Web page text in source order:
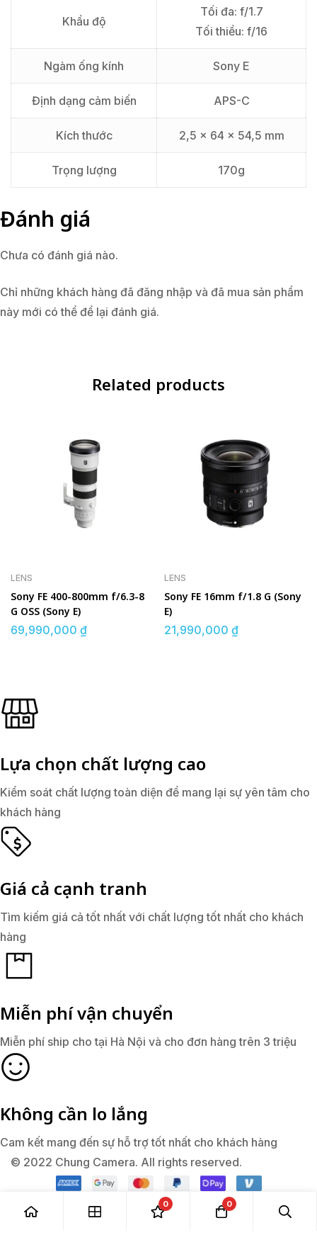
Khẩu độ
Tối đa: f/1.7
Tối thiểu: f/16
Ngàm ống kính Sony E
Định dạng cảm biến APS-C
Kích thước 2,5 x 64 x 54,5 mm
Trọng lượng 170g
Đánh giá
Chưa có đánh giá nào.
Chỉ những khách hàng đã đăng nhập và đã mua sản phẩm
này mới có thể để lại đánh giá.
Related products
LENS
Sony FE 400-800mm f/6.3-8
G OSS (Sony E)
69,990,000 ₫
LENS
Sony FE 16mm f/1.8 G (Sony
E)
21,990,000 ₫
Lựa chọn chất lượng cao
Kiểm soát chất lượng toàn diện để mang lại sự yên tâm cho
khách hàng
Giá cả cạnh tranh
Tìm kiếm giá cả tốt nhất với chất lượng tốt nhất cho khách
hàng
Miễn phí vận chuyển
Miễn phí ship cho tại Hà Nội và cho đơn hàng trên 3 triệu
Không cần lo lắng
Cam kết mang đến sự hỗ trợ tốt nhất cho khách hàng
© 2022 Chung Camera. All rights reserved.
0 0